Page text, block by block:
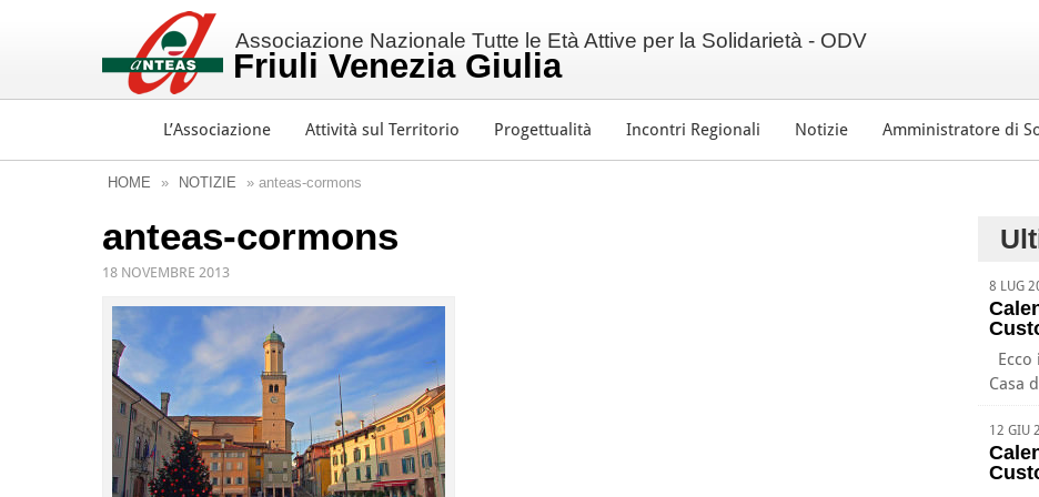
Associazione Nazionale Tutte le Età Attive per la Solidarietà - ODV
Friuli Venezia Giulia
L’Associazione Attività sul Territorio Progettualità Incontri Regionali Notizie Amministratore di
HOME » NOTIZIE » anteas-cormons
anteas-cormons
18 NOVEMBRE 2013
8 LUG
Casa
12 GIU